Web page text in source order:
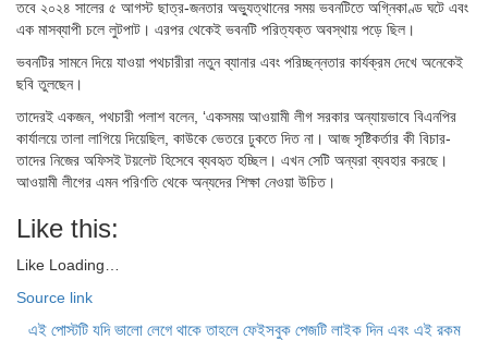
তবে ২০২৪ সালের ৫ আগস্ট ছাত্র-জনতার অভ্যুত্থানের সময় ভবনটিতে অগ্নিকাণ্ড ঘটে এবং
এক মাসব্যাপী চলে লুটপাট। এরপর থেকেই ভবনটি পরিত্যক্ত অবস্থায় পড়ে ছিল।
ভবনটির সামনে দিয়ে যাওয়া পথচারীরা নতুন ব্যানার এবং পরিচ্ছন্নতার কার্যক্রম দেখে অনেকেই
ছবি তুলছেন।
তাদেরই একজন, পথচারী পলাশ বলেন, ‘একসময় আওয়ামী লীগ সরকার অন্যায়ভাবে বিএনপির
কার্যালয়ে তালা লাগিয়ে দিয়েছিল, কাউকে ভেতরে ঢুকতে দিত না। আজ সৃষ্টিকর্তার কী বিচার-
তাদের নিজের অফিসই টয়লেট হিসেবে ব্যবহৃত হচ্ছিল। এখন সেটি অন্যরা ব্যবহার করছে।
আওয়ামী লীগের এমন পরিণতি থেকে অন্যদের শিক্ষা নেওয়া উচিত।
Like this:
Like Loading…
Source link
এই পোস্টটি যদি ভালো লেগে থাকে তাহলে ফেইসবুক পেজটি লাইক দিন এবং এই রকম